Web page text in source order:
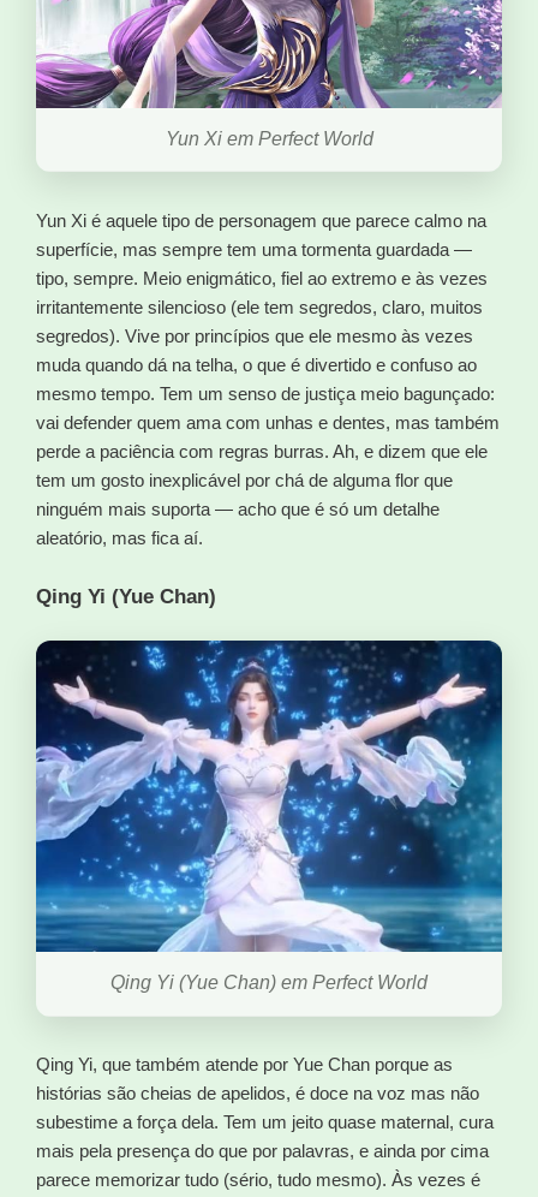
Yun Xi em Perfect World
Yun Xi é aquele tipo de personagem que parece calmo na
superfície, mas sempre tem uma tormenta guardada —
tipo, sempre. Meio enigmático, fiel ao extremo e às vezes
irritantemente silencioso (ele tem segredos, claro, muitos
segredos). Vive por princípios que ele mesmo às vezes
muda quando dá na telha, o que é divertido e confuso ao
mesmo tempo. Tem um senso de justiça meio bagunçado:
vai defender quem ama com unhas e dentes, mas também
perde a paciência com regras burras. Ah, e dizem que ele
tem um gosto inexplicável por chá de alguma flor que
ninguém mais suporta — acho que é só um detalhe
aleatório, mas fica aí.
Qing Yi (Yue Chan)
Qing Yi (Yue Chan) em Perfect World
Qing Yi, que também atende por Yue Chan porque as
histórias são cheias de apelidos, é doce na voz mas não
subestime a força dela. Tem um jeito quase maternal, cura
mais pela presença do que por palavras, e ainda por cima
parece memorizar tudo (sério, tudo mesmo). Às vezes é